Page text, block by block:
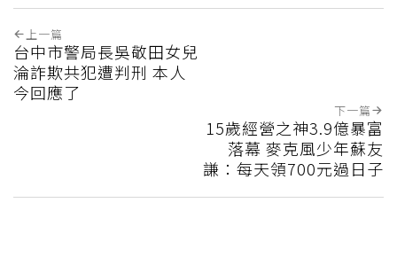
上一篇
台中市警局長吳敬田女兒
淪詐欺共犯遭判刑 本人
今回應了
下一篇
15歲經營之神3.9億暴富
落幕 麥克風少年蘇友
謙：每天領700元過日子